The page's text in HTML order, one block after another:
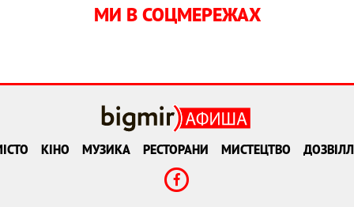
МИ В СОЦМЕРЕЖАХ
КІНО МУЗИКА РЕСТОРАНИ МИСТЕЦТВО